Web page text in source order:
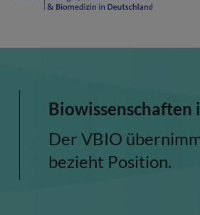
Der VBIO
bezieht Position.